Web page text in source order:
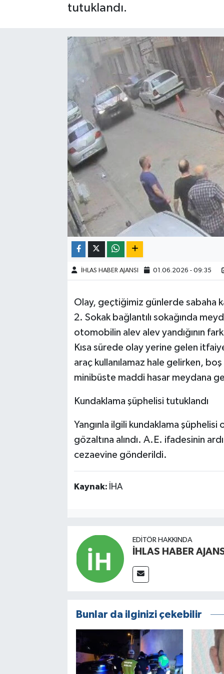
tutuklandı.
İHLAS HABER AJANSI 01.06.2026 - 09:35
Olay, geçtiğimiz günlerde sabaha
2. Sokak bağlantılı sokağında
otomobilin alev alev yandığının
Kısa sürede olay yerine gelen
araç kullanılamaz hale gelirken,
minibüste maddi hasar meydana
Kundaklama şüphelisi tutuklandı
Yangınla ilgili kundaklama
gözaltına alındı. A.E. ifadesinin
cezaevine gönderildi.
Kaynak: İHA
EDITÖR HAKKINDA
İHLAS HABER
Bunlar da ilginizi çekebilir